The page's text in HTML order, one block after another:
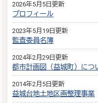
2026年5月5日更新
プロフィール
2023年5月19日更新
監査委員名簿
2024年2月29日更新
都市計画図（益城町）につ
2014年2月5日更新
益城台地土地区画整理事業